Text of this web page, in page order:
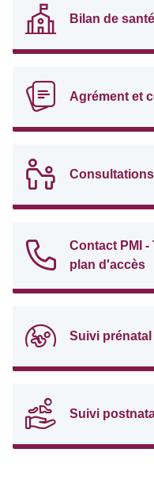
Bilan de
Agrément et
Consultations
Contact PMI
plan d'accès
Suivi prénatal
Suivi